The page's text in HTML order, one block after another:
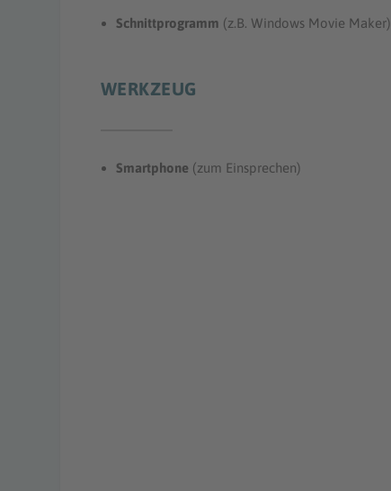
Schnittprogramm (z.B. Windows Movie Maker)
WERKZEUG
Smartphone (zum Einsprechen)